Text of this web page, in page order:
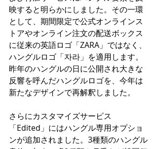
映すると明らかにしました。その一環
として、期間限定で公式オンラインス
トアやオンライン注文の配送ボックス
に従来の英語ロゴ「ZARA」ではなく、
ハングルロゴ「자라」を適用します。
昨年のハングルの日に公開され大きな
反響を呼んだハングルロゴを、今年は
新たなデザインで再解釈しました。
さらにカスタマイズサービス
「Edited」にはハングル専用オプショ
ンが追加されました。3種類のハングル